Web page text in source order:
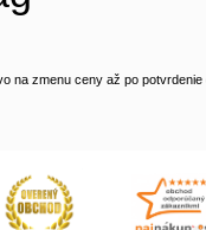
na zmenu ceny až po